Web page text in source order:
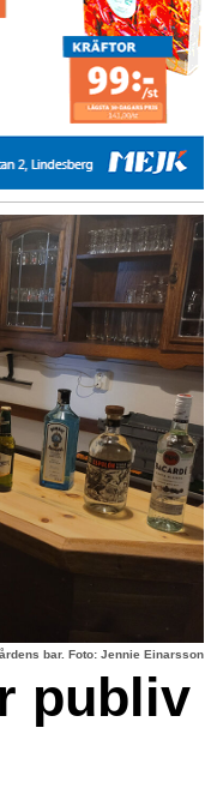
bar. Foto: Jennie Einarsson
publiv